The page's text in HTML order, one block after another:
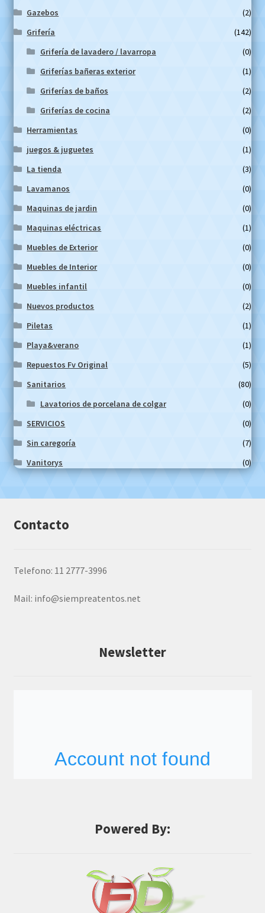
Gazebos
(2)
Grifería
(142)
Grifería de lavadero / lavarropa
(0)
Griferías bañeras exterior
(1)
Griferías de baños
(2)
Griferías de cocina
(2)
Herramientas
(0)
juegos & juguetes
(1)
La tienda
(3)
Lavamanos
(0)
Maquinas de jardin
(0)
Maquinas eléctricas
(1)
Muebles de Exterior
(0)
Muebles de Interior
(0)
Muebles infantil
(0)
Nuevos productos
(2)
Piletas
(1)
Playa&verano
(1)
Repuestos Fv Original
(5)
Sanitarios
(80)
Lavatorios de porcelana de colgar
(0)
SERVICIOS
(0)
Sin caregoría
(7)
Vanitorys
(0)
Contacto
Telefono: 11 2777-3996
Mail: info@siempreatentos.net
Newsletter
Powered By: